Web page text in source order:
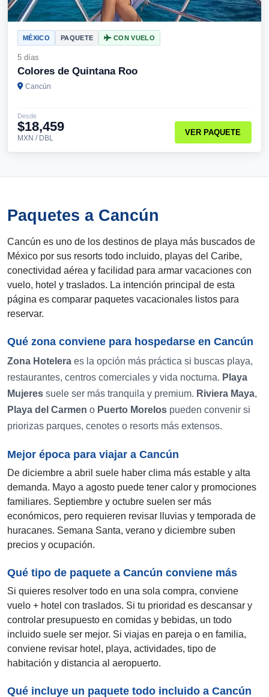
MÉXICO PAQUETE CON VUELO
5 días
Colores de Quintana Roo
Cancún
Desde
$18,459
MXN / DBL
VER PAQUETE
Paquetes a Cancún
Cancún es uno de los destinos de playa más buscados de
México por sus resorts todo incluido, playas del Caribe,
conectividad aérea y facilidad para armar vacaciones con
vuelo, hotel y traslados. La intención principal de esta
página es comparar paquetes vacacionales listos para
reservar.
Qué zona conviene para hospedarse en Cancún
Zona Hotelera es la opción más práctica si buscas playa,
restaurantes, centros comerciales y vida nocturna. Playa
Mujeres suele ser más tranquila y premium. Riviera Maya,
Playa del Carmen o Puerto Morelos pueden convenir si
priorizas parques, cenotes o resorts más extensos.
Mejor época para viajar a Cancún
De diciembre a abril suele haber clima más estable y alta
demanda. Mayo a agosto puede tener calor y promociones
familiares. Septiembre y octubre suelen ser más
económicos, pero requieren revisar lluvias y temporada de
huracanes. Semana Santa, verano y diciembre suben
precios y ocupación.
Qué tipo de paquete a Cancún conviene más
Si quieres resolver todo en una sola compra, conviene
vuelo + hotel con traslados. Si tu prioridad es descansar y
controlar presupuesto en comidas y bebidas, un todo
incluido suele ser mejor. Si viajas en pareja o en familia,
conviene revisar hotel, playa, actividades, tipo de
habitación y distancia al aeropuerto.
Qué incluye un paquete todo incluido a Cancún